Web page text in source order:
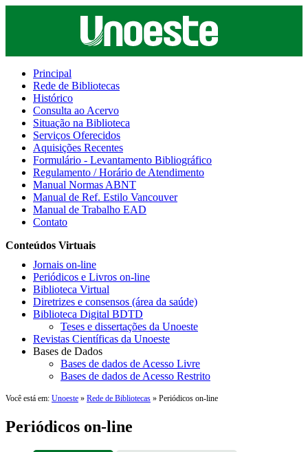
Principal
Rede de Bibliotecas
Histórico
Consulta ao Acervo
Situação na Biblioteca
Serviços Oferecidos
Aquisições Recentes
Formulário - Levantamento Bibliográfico
Regulamento / Horário de Atendimento
Manual Normas ABNT
Manual de Ref. Estilo Vancouver
Manual de Trabalho EAD
Contato
Conteúdos Virtuais
Jornais on-line
Periódicos e Livros on-line
Biblioteca Virtual
Diretrizes e consensos (área da saúde)
Biblioteca Digital BDTD
Teses e dissertações da Unoeste
Revistas Científicas da Unoeste
Bases de Dados
Bases de dados de Acesso Livre
Bases de dados de Acesso Restrito
Você está em: Unoeste » Rede de Bibliotecas » Periódicos on-line
Periódicos on-line